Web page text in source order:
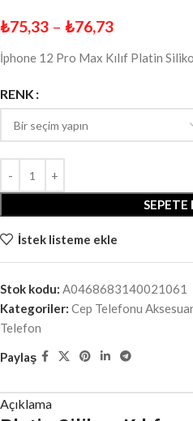
₺75,33 – ₺76,73
İphone 12 Pro Max Kılıf Platin
RENK
SEPETE
İstek listeme ekle
Stok kodu: A0468683140021061
Kategoriler: Cep Telefonu
Telefon
Paylaş
Açıklama